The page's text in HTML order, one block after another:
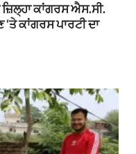
ਕਾਂਗਰਸ ਐਸ.ਸੀ.
ਕਾਂਗਰਸ ਪਾਰਟੀ ਦਾ